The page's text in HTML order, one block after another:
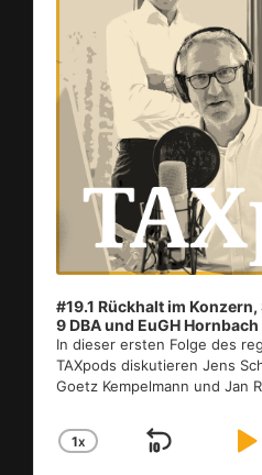
#19.1 Rückhalt im
9 DBA und EuGH Hornbach
In dieser ersten Folge des
TAXpods diskutieren Jens
Goetz Kempelmann und Jan
CHANGE
1X
SKIP